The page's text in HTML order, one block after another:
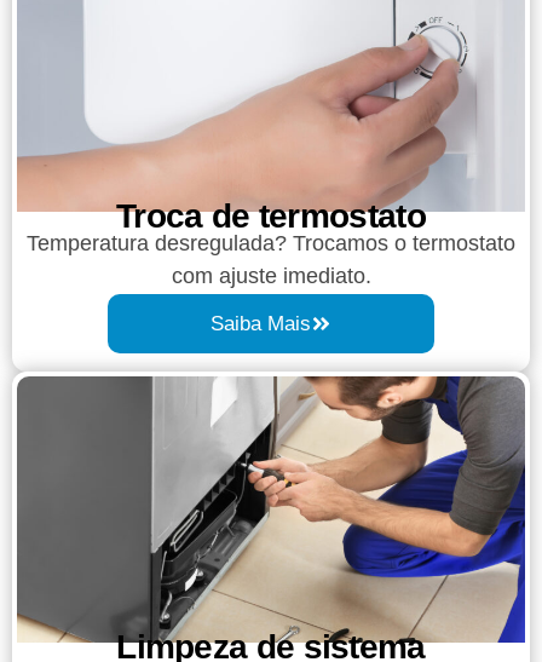
Troca de termostato
Temperatura desregulada? Trocamos o termostato
com ajuste imediato.
Saiba Mais
Limpeza de sistema